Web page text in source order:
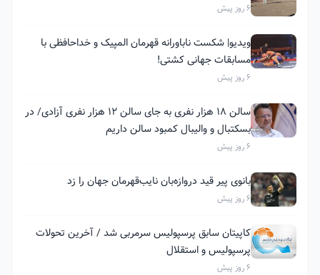
6 روز پیش
ویدیو| شکست ناباورانه قهرمان المپیک و خداحافظی با
مسابقات جهانی کشتی!
6 روز پیش
سالن ۱۸ هزار نفری به جای سالن ۱۲ هزار نفری آزادی/ در
بسکتبال و والیبال کمبود سالن داریم
6 روز پیش
بانوی پیر قید دروازه‌بان نایب‌قهرمان جهان را زد
6 روز پیش
کاپیتان سابق پرسپولیس سرمربی شد / آخرین تحولات
پرسپولیس و استقلال
6 روز پیش